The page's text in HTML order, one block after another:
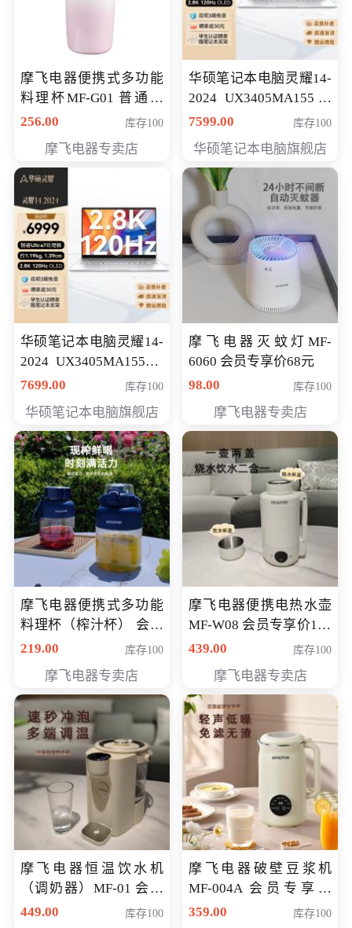
摩飞电器便携式多功能
料理杯MF-G01 普通会
员专享价格118元
256.00 库存100
摩飞电器专卖店
华硕笔记本电脑灵耀14-
2024 UX3405MA155冰
川银 oled 智慧轻薄本 会
7599.00 库存100
华硕笔记本电脑旗舰店
华硕笔记本电脑灵耀14-
2024 UX3405MA155夜
空蓝 oled 智慧轻薄本 会
7699.00 库存100
华硕笔记本电脑旗舰店
摩飞电器灭蚊灯MF-
6060 会员专享价68元
98.00
库存100
摩飞电器专卖店
摩飞电器便携式多功能
料理杯（榨汁杯） 会员
专享价118元
219.00 库存100
摩飞电器专卖店
摩飞电器便携电热水壶
MF-W08 会员专享价198
元
439.00 库存100
摩飞电器专卖店
摩飞电器恒温饮水机
（调奶器）MF-01 会员
专享价366元
449.00 库存100
摩飞电器破壁豆浆机
MF-004A 会员专享价
168元
359.00 库存100